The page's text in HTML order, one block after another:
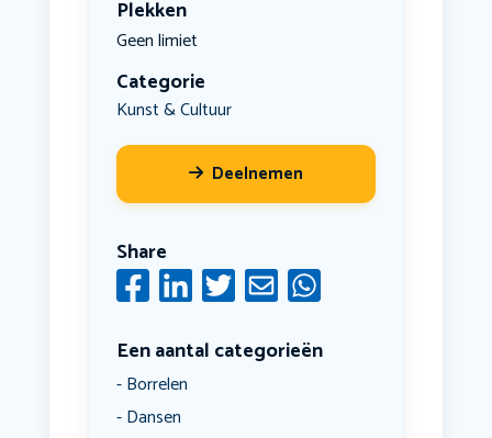
Plekken
Geen limiet
Categorie
Kunst & Cultuur
Deelnemen
Share
Een aantal categorieën
Borrelen
Dansen